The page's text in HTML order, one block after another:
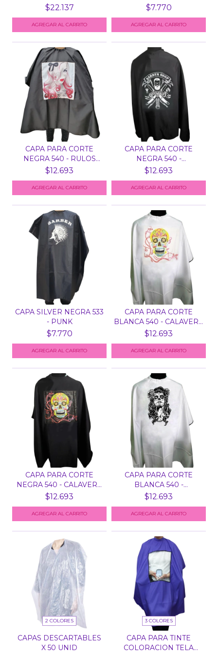
$22.137
AGREGAR AL CARRITO
533 -...
$7.770
CAPA PARA CORTE
NEGRA 540 - RULOS
ROJOS
$12.693
CAPA PARA CORTE
NEGRA 540 -
GENTLEMAN
$12.693
CAPA SILVER NEGRA 533
- PUNK
$7.770
CAPA PARA CORTE
BLANCA 540 - CALAVERA
ME...
$12.693
CAPA PARA CORTE
NEGRA 540 - CALAVERA
MEX...
$12.693
CAPA PARA CORTE
BLANCA 540 -
MAQUILLAJE...
$12.693
2 COLORES
CAPAS DESCARTABLES
X 50 UNID
3 COLORES
CAPA PARA TINTE
COLORACION TELA